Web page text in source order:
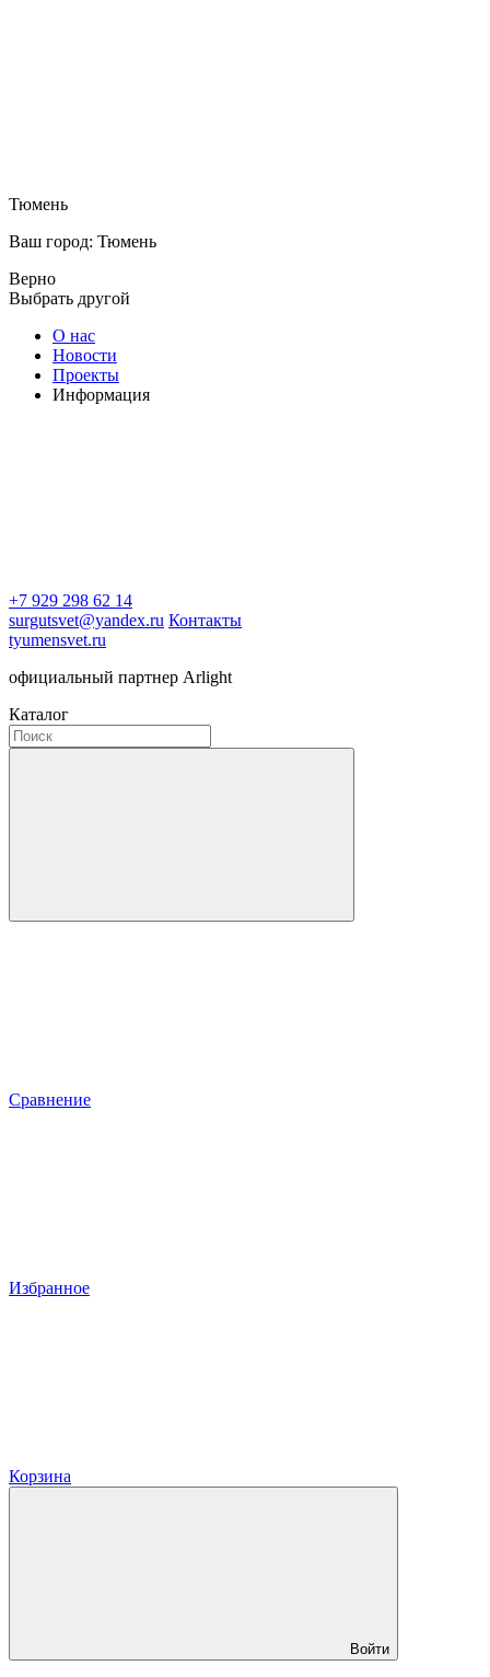
Тюмень
Ваш город: Тюмень
Верно
Выбрать другой
О нас
Новости
Проекты
Информация
+7 929 298 62 14
surgutsvet@yandex.ru Контакты
tyumensvet.ru
официальный партнер Arlight
Каталог
Сравнение
Избранное
Корзина
Войти